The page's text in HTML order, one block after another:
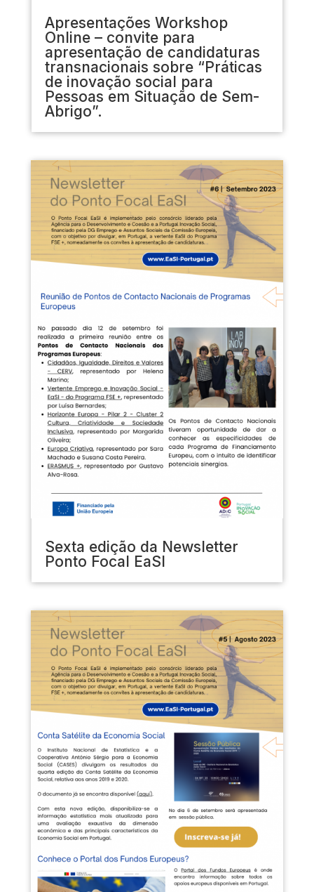
Apresentações Workshop
Online – convite para
apresentação de candidaturas
transnacionais sobre “Práticas
de inovação social para
Pessoas em Situação de Sem-
Abrigo”.
Sexta edição da Newsletter
Ponto Focal EaSI